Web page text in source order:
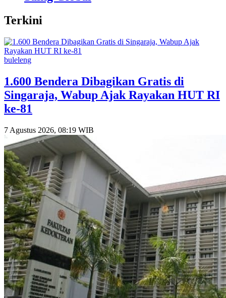
Terkini
buleleng
1.600 Bendera Dibagikan Gratis di
Singaraja, Wabup Ajak Rayakan HUT RI
ke-81
7 Agustus 2026, 08:19 WIB